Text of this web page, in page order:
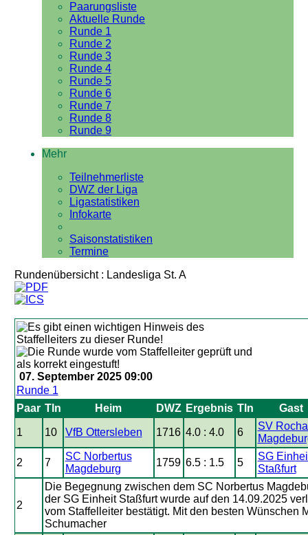
Paarungsliste
Aktuelle Runde
Runde 1
Runde 2
Runde 3
Runde 4
Runde 5
Runde 6
Runde 7
Runde 8
Runde 9
Mehr
Teilnehmerliste
DWZ der Liga
Ligastatistiken
Infokarte
Saisonstatistiken
Termine
Rundenübersicht : Landesliga St. A
07. September 2025 09:00
Runde 1
Paar Tln Heim DWZ Ergebnis Tln Gast
1 10 VfB Ottersleben 1716 4.0 : 4.0 6
SV
2 7
SC Norbertus
Magdeburg
1759 6.5 : 1.5 5
SG
Staßfurt
2
Die Begegnung zwischen dem SC Norbertus
der SG Einheit Staßfurt wurde auf den 14.09.2025
vom Staffelleiter bestätigt. Mit den besten Wünschen
Schumacher